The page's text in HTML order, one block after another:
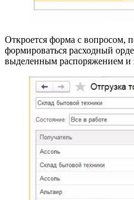
Откроется форма с вопросом,
формироваться расходный
выделенным распоряжением